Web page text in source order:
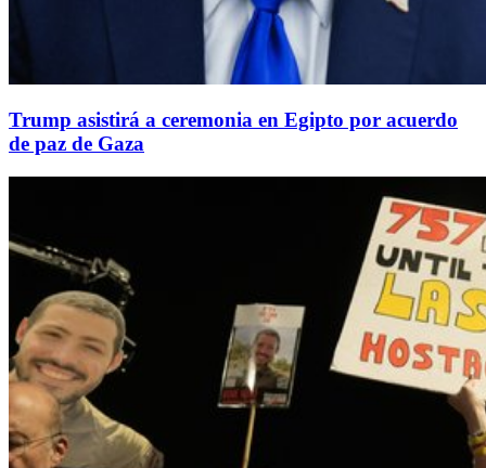
Trump asistirá a ceremonia en Egipto por acuerdo
de paz de Gaza